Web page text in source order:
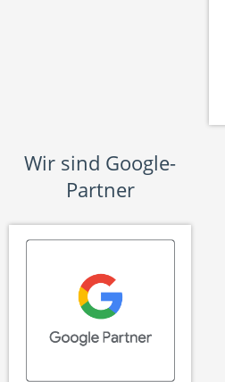
Wir sind Google-
Partner